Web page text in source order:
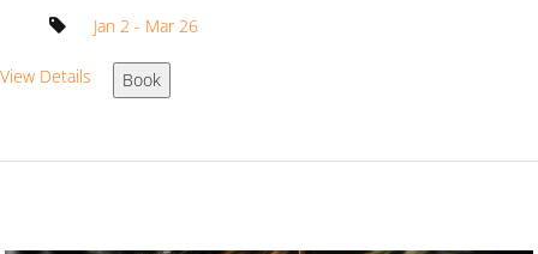
Jan 2 - Mar 26
View Details Book